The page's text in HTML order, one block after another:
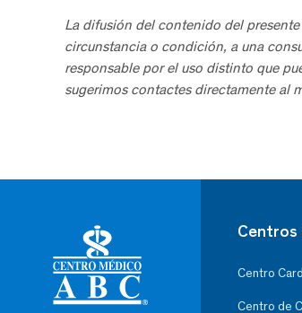
La difusión del contenido del
circunstancia o condición, a una
responsable por el uso distinto que
sugerimos contactes directamente al
Centros
Centro
Centro de